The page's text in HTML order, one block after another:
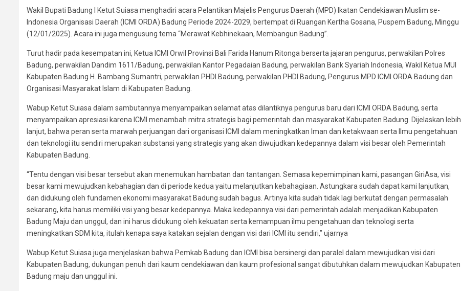
Wakil Bupati Badung I Ketut Suiasa menghadiri acara Pelantikan Majelis Pengurus Daerah (MPD) Ikatan Cendekiawan Muslim se-
Indonesia Organisasi Daerah (ICMI ORDA) Badung Periode 2024-2029, bertempat di Ruangan Kertha Gosana, Puspem Badung, Minggu
(12/01/2025). Acara ini juga mengusung tema “Merawat Kebhinekaan, Membangun Badung”.
Turut hadir pada kesempatan ini, Ketua ICMI Orwil Provinsi Bali Farida Hanum Ritonga berserta jajaran pengurus, perwakilan Polres
Badung, perwakilan Dandim 1611/Badung, perwakilan Kantor Pegadaian Badung, perwakilan Bank Syariah Indonesia, Wakil Ketua MUI
Kabupaten Badung H. Bambang Sumantri, perwakilan PHDI Badung, perwakilan PHDI Badung, Pengurus MPD ICMI ORDA Badung dan
Organisasi Masyarakat Islam di Kabupaten Badung.
Wabup Ketut Suiasa dalam sambutannya menyampaikan selamat atas dilantiknya pengurus baru dari ICMI ORDA Badung, serta
menyampaikan apresiasi karena ICMI menambah mitra strategis bagi pemerintah dan masyarakat Kabupaten Badung. Dijelaskan lebih
lanjut, bahwa peran serta marwah perjuangan dari organisasi ICMI dalam meningkatkan Iman dan ketakwaan serta Ilmu pengetahuan
dan teknologi itu sendiri merupakan substansi yang strategis yang akan diwujudkan kedepannya dalam visi besar oleh Pemerintah
Kabupaten Badung.
“Tentu dengan visi besar tersebut akan menemukan hambatan dan tantangan. Semasa kepemimpinan kami, pasangan GiriAsa, visi
besar kami mewujudkan kebahagian dan di periode kedua yaitu melanjutkan kebahagiaan. Astungkara sudah dapat kami lanjutkan,
dan didukung oleh fundamen ekonomi masyarakat Badung sudah bagus. Artinya kita sudah tidak lagi berkutat dengan permasalah
sekarang, kita harus memiliki visi yang besar kedepannya. Maka kedepannya visi dari pemerintah adalah menjadikan Kabupaten
Badung Maju dan unggul, dan ini harus didukung oleh kekuatan serta kemampuan ilmu pengetahuan dan teknologi serta
meningkatkan SDM kita, itulah kenapa saya katakan sejalan dengan visi dari ICMI itu sendiri,” ujarnya
Wabup Ketut Suiasa juga menjelaskan bahwa Pemkab Badung dan ICMI bisa bersinergi dan paralel dalam mewujudkan visi dari
Kabupaten Badung, dukungan penuh dari kaum cendekiawan dan kaum profesional sangat dibutuhkan dalam mewujudkan Kabupaten
Badung maju dan unggul ini.